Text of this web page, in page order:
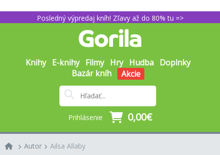
Posledný výpredaj kníh! Zľavy až do 80% tu =>
Knihy E-knihy Filmy Hry Hudba Doplnky
Bazár kníh
Akcie
Prihlásenie 0,00€
Autor Ailsa Allaby